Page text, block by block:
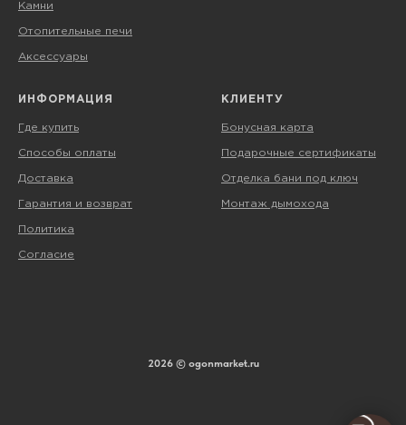
Камни
Отопительные печи
Аксессуары
ИНФОРМАЦИЯ
Где купить
Способы оплаты
Доставка
Гарантия и возврат
Политика
Согласие
КЛИЕНТУ
Бонусная карта
Подарочные сертификаты
Отделка бани под ключ
Монтаж дымохода
2026 © ogonmarket.ru